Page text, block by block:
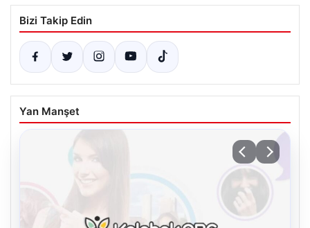
Bizi Takip Edin
Yan Manşet